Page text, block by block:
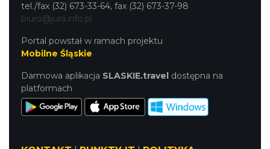
tel./fax (32) 673-33-64, fax (32) 673-37-98
biuro@jura.info.pl
Portal powstał w ramach projektu
Mobilne Śląskie
Darmowa aplikacja SLASKIE.travel dostępna na
platformach